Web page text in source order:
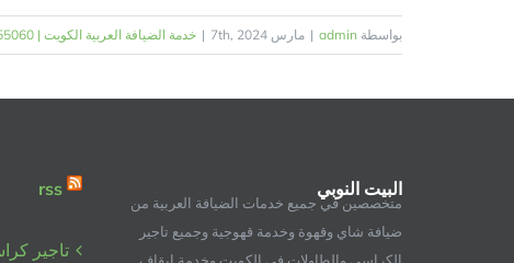
بواسطة admin
| مارس 7th, 2024 | خدمة الضيافة العربية الكويت | 98955060 | البيت النوبي
البيت النوبي
متخصصين في جميع خدمات الضيافة العربية من
ضيافة شاي وقهوة وخدمة قهوجية وجميع تاجير
الكراسي والطاولات في الكويت وخدمة ايقاف
rss
تاجير